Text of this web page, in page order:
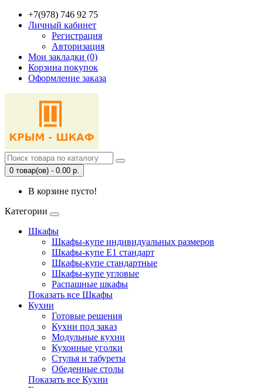
+7(978) 746 92 75
Личный кабинет
Регистрация
Авторизация
Мои закладки (0)
Корзина покупок
Оформление заказа
0 товар(ов) - 0.00 р.
В корзине пусто!
Категории
Шкафы
Шкафы-купе индивидуальных размеров
Шкафы-купе Е1 стандарт
Шкафы-купе стандартные
Шкафы-купе угловые
Распашные шкафы
Показать все Шкафы
Кухни
Готовые решения
Кухни под заказ
Модульные кухни
Кухонные уголки
Стулья и табуреты
Обеденные столы
Показать все Кухни